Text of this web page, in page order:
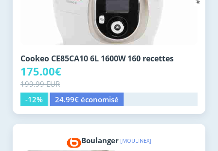
Cookeo CE85CA10 6L 1600W 160 recettes
175.00€
199.99 EUR
-12%
24.99€ économisé
Boulanger [MOULINEX]